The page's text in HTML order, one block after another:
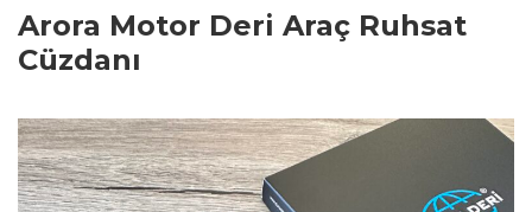
Arora Motor Deri Araç Ruhsat
Cüzdanı